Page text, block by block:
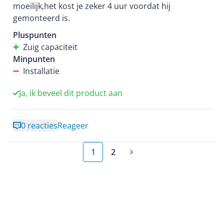
moeilijk,het kost je zeker 4 uur voordat hij
gemonteerd is.
Pluspunten
Zuig capaciteit
Minpunten
Installatie
Ja, ik beveel dit product aan
0 reactiesReageer
1 2